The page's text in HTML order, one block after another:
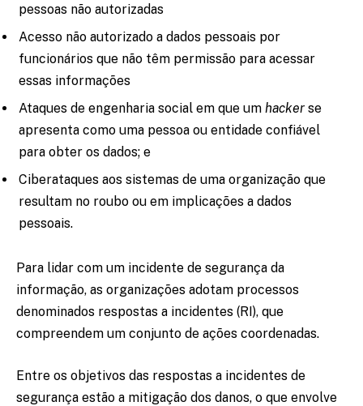
pessoas não autorizadas
Acesso não autorizado a dados pessoais por
funcionários que não têm permissão para acessar
essas informações
Ataques de engenharia social em que um hacker se
apresenta como uma pessoa ou entidade confiável
para obter os dados; e
Ciberataques aos sistemas de uma organização que
resultam no roubo ou em implicações a dados
pessoais.
Para lidar com um incidente de segurança da
informação, as organizações adotam processos
denominados respostas a incidentes (RI), que
compreendem um conjunto de ações coordenadas.
Entre os objetivos das respostas a incidentes de
segurança estão a mitigação dos danos, o que envolve